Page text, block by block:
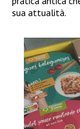
sua attualità.